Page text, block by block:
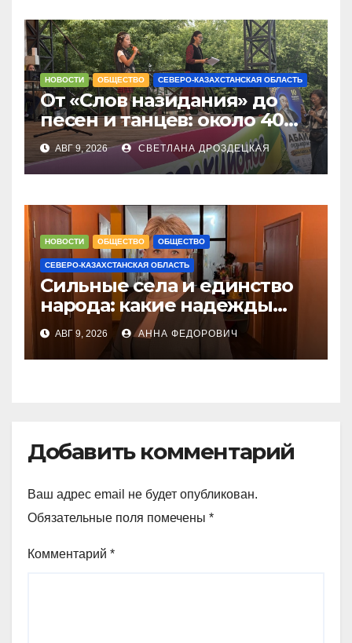
НОВОСТИ ОБЩЕСТВО СЕВЕРО-КАЗАХСТАНСКАЯ ОБЛАСТЬ
От «Слов назидания» до
песен и танцев: около 40
юных чтецов собрались на
Абай оқулары в
Петропавловске
АВГ 9, 2026 СВЕТЛАНА ДРОЗДЕЦКАЯ
НОВОСТИ ОБЩЕСТВО ОБЩЕСТВО
СЕВЕРО-КАЗАХСТАНСКАЯ ОБЛАСТЬ
Сильные села и единство
народа: какие надежды
связывают с новым
Курултаем жители СКО
АВГ 9, 2026 АННА ФЕДОРОВИЧ
Добавить комментарий
Ваш адрес email не будет опубликован.
Обязательные поля помечены *
Комментарий *